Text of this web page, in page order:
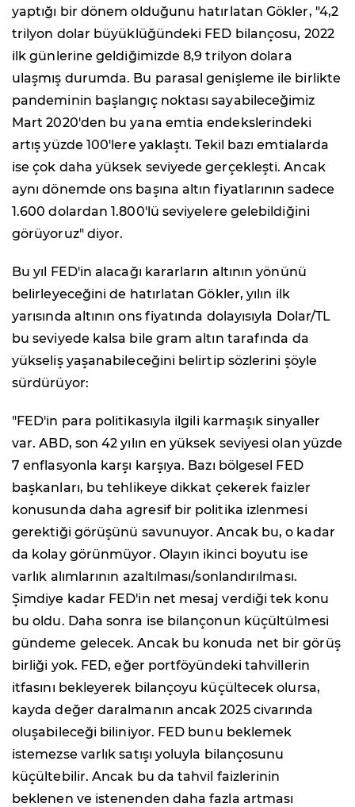
yaptığı bir dönem olduğunu hatırlatan Gökler, "4,2
trilyon dolar büyüklüğündeki FED bilançosu, 2022
ilk günlerine geldiğimizde 8,9 trilyon dolara
ulaşmış durumda. Bu parasal genişleme ile birlikte
pandeminin başlangıç noktası sayabileceğimiz
Mart 2020'den bu yana emtia endekslerindeki
artış yüzde 100'lere yaklaştı. Tekil bazı emtialarda
ise çok daha yüksek seviyede gerçekleşti. Ancak
aynı dönemde ons başına altın fiyatlarının sadece
1.600 dolardan 1.800'lü seviyelere gelebildiğini
görüyoruz" diyor.
Bu yıl FED'in alacağı kararların altının yönünü
belirleyeceğini de hatırlatan Gökler, yılın ilk
yarısında altının ons fiyatında dolayısıyla Dolar/TL
bu seviyede kalsa bile gram altın tarafında da
yükseliş yaşanabileceğini belirtip sözlerini şöyle
sürdürüyor:
"FED'in para politikasıyla ilgili karmaşık sinyaller
var. ABD, son 42 yılın en yüksek seviyesi olan yüzde
7 enflasyonla karşı karşıya. Bazı bölgesel FED
başkanları, bu tehlikeye dikkat çekerek faizler
konusunda daha agresif bir politika izlenmesi
gerektiği görüşünü savunuyor. Ancak bu, o kadar
da kolay görünmüyor. Olayın ikinci boyutu ise
varlık alımlarının azaltılması/sonlandırılması.
Şimdiye kadar FED'in net mesaj verdiği tek konu
bu oldu. Daha sonra ise bilançonun küçültülmesi
gündeme gelecek. Ancak bu konuda net bir görüş
birliği yok. FED, eğer portföyündeki tahvillerin
itfasını bekleyerek bilançoyu küçültecek olursa,
kayda değer daralmanın ancak 2025 civarında
oluşabileceği biliniyor. FED bunu beklemek
istemezse varlık satışı yoluyla bilançosunu
küçültebilir. Ancak bu da tahvil faizlerinin
beklenen ve istenenden daha fazla artması